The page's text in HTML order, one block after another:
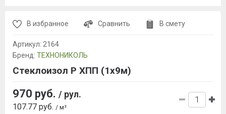
В избранное Сравнить В смету
Артикул: 2164
Бренд: ТЕХНОНИКОЛЬ
Стеклоизол Р ХПП (1х9м)
970 руб. / рул.
107.77 руб. / м²